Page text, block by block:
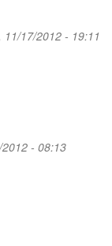
11/17/2012 - 19:11
- 08:13